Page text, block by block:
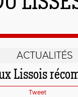
ACTUALITÉS
Lissois
Tweet